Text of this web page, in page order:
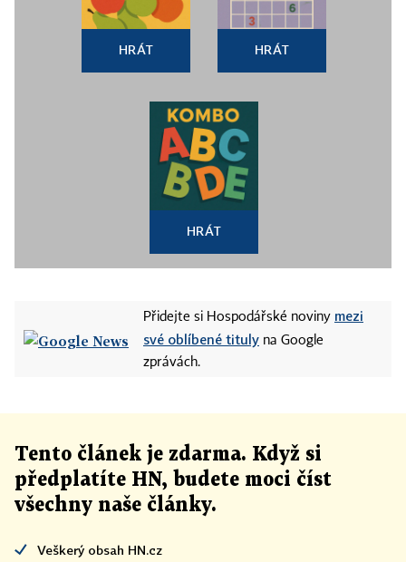
HRÁT HRÁT
HRÁT
Přidejte si Hospodářské noviny mezi
své oblíbené tituly na Google
zprávách.
Tento článek je zdarma. Když si
předplatíte HN, budete moci číst
všechny naše články.
Veškerý obsah HN.cz